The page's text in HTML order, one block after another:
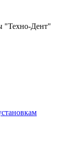
"Техно-Дент"